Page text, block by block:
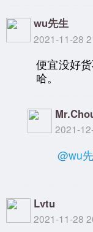
wu先生
2021-11-28
便宜没好
哈。
2021-
@wu
Lvtu
2021-11-28